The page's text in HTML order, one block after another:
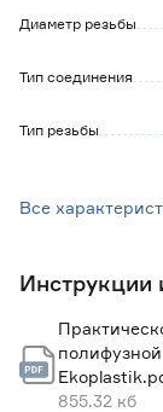
Диаметр резьбы
Тип соединения
Тип резьбы
Номинальное
Вес брутто (кг)
Все
Инструкции
855.32 кб